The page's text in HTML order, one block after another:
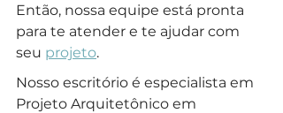
Então, nossa equipe está pronta
para te atender e te ajudar com
seu projeto.
Nosso escritório é especialista em
Projeto Arquitetônico em